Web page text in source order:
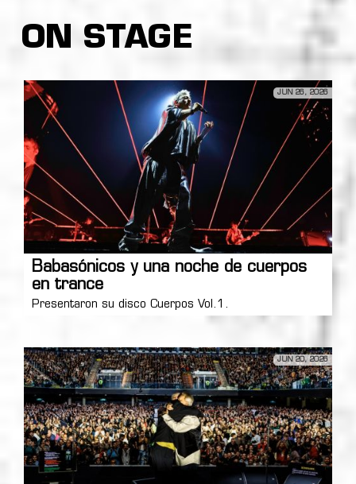
ON STAGE
JUN 26, 2026
Babasónicos y una noche de cuerpos
en trance
Presentaron su disco Cuerpos Vol.1.
JUN 20, 2026